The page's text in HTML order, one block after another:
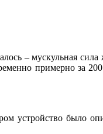
– мускульная
примерно за
устройство было